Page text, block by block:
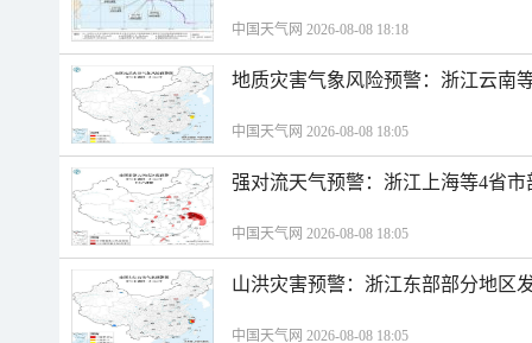
中国天气网 2026-08-08 18:18
地质灾害气象风险预警：浙江云南
中国天气网 2026-08-08 18:05
强对流天气预警：浙江上海等4省
中国天气网 2026-08-08 18:05
山洪灾害预警：浙江东部部分地区
中国天气网 2026-08-08 18:05